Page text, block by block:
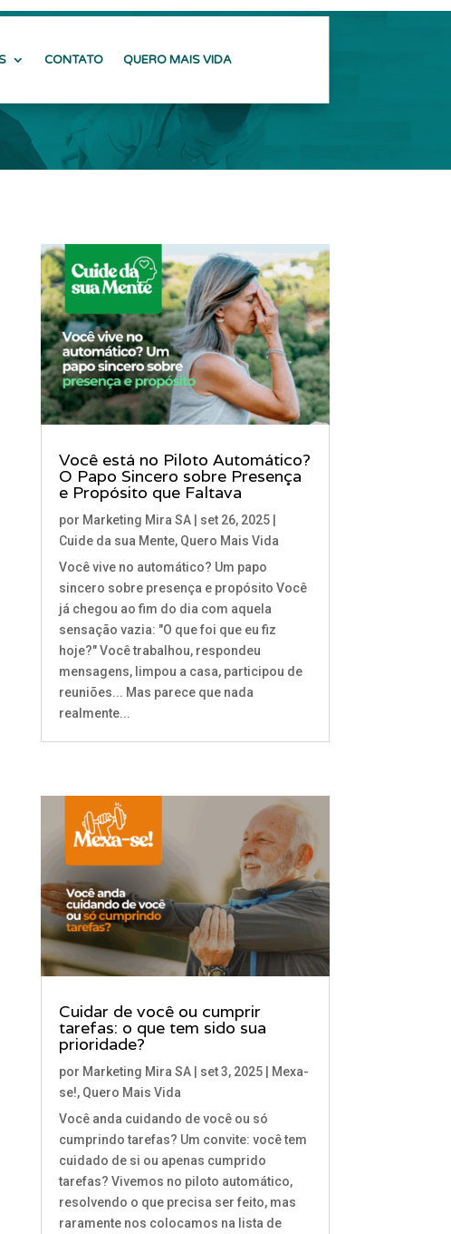
CONTATO QUERO MAIS VIDA
Você está no Piloto Automático?
O Papo Sincero sobre Presença
e Propósito que Faltava
por Marketing Mira SA| set 26, 2025|
Cuide da sua Mente, Quero Mais Vida
Você vive no automático? Um papo
sincero sobre presença e propósito Você
já chegou ao fim do dia com aquela
sensação vazia: "O que foi que eu fiz
hoje?" Você trabalhou, respondeu
mensagens, limpou a casa, participou de
reuniões... Mas parece que nada
realmente...
Cuidar de você ou cumprir
tarefas: o que tem sido sua
prioridade?
por Marketing Mira SA| set 3, 2025|
Mexa-
se!, Quero Mais Vida
Você anda cuidando de você ou só
cumprindo tarefas? Um convite: você tem
cuidado de si ou apenas cumprido
tarefas? Vivemos no piloto automático,
resolvendo o que precisa ser feito, mas
raramente nos colocamos na lista de